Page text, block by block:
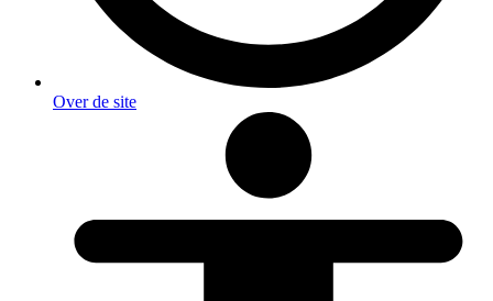
Over de site